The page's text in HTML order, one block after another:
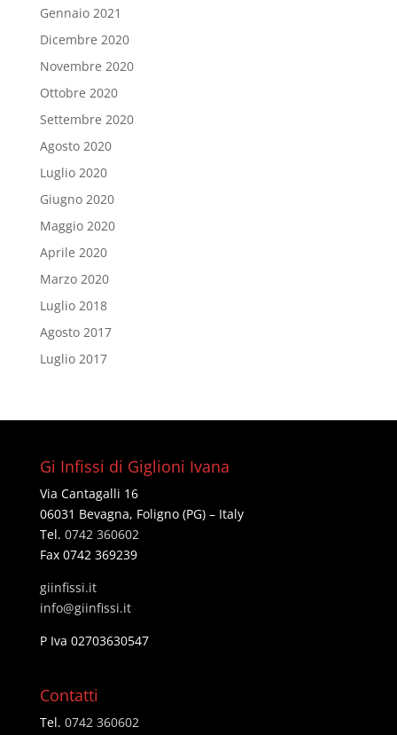
Gennaio 2021
Dicembre 2020
Novembre 2020
Ottobre 2020
Settembre 2020
Agosto 2020
Luglio 2020
Giugno 2020
Maggio 2020
Aprile 2020
Marzo 2020
Luglio 2018
Agosto 2017
Luglio 2017
Gi Infissi di Giglioni Ivana
Via Cantagalli 16
06031 Bevagna, Foligno (PG) – Italy
Tel. 0742 360602
Fax 0742 369239
giinfissi.it
ti.issifniig
@ofni
P Iva 02703630547
Contatti
Tel. 0742 360602